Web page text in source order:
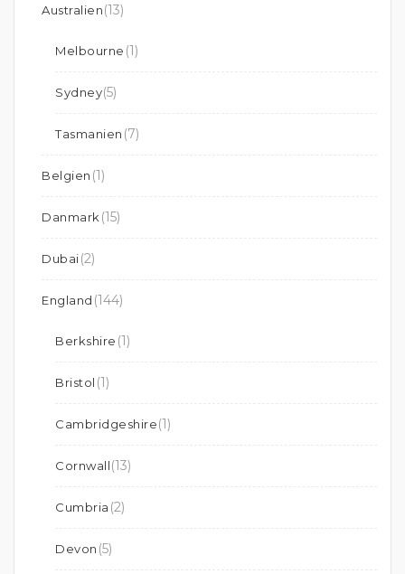
Australien(13)
Melbourne (1)
Sydney(5)
Tasmanien (7)
Belgien (1)
Danmark (15)
Dubai(2)
England (144)
Berkshire (1)
Bristol (1)
Cambridgeshire(1)
Cornwall(13)
Cumbria (2)
Devon (5)